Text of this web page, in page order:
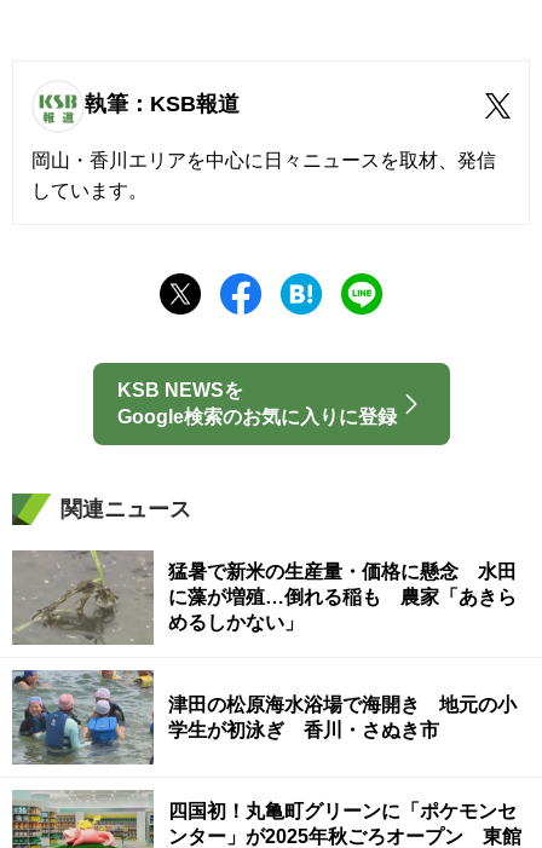
執筆：KSB報道
岡山・香川エリアを中心に日々ニュースを取材、発信
しています。
KSB NEWSを
Google検索のお気に入りに登録
関連ニュース
猛暑で新米の生産量・価格に懸念 水田
に藻が増殖…倒れる稲も 農家「あきら
めるしかない」
津田の松原海水浴場で海開き 地元の小
学生が初泳ぎ 香川・さぬき市
四国初！丸亀町グリーンに「ポケモンセ
ンター」が2025年秋ごろオープン 東館